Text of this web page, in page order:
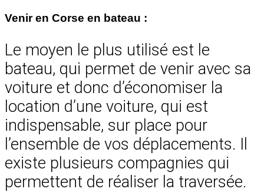
Venir en Corse en bateau :
Le moyen le plus utilisé est le
bateau, qui permet de venir avec sa
voiture et donc d’économiser la
location d’une voiture, qui est
indispensable, sur place pour
l’ensemble de vos déplacements. Il
existe plusieurs compagnies qui
permettent de réaliser la traversée.